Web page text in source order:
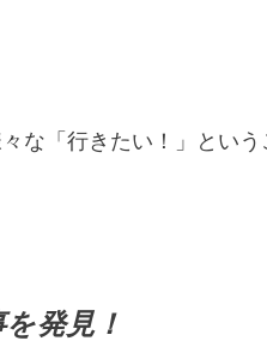
な「行きたい！」とい
発見！